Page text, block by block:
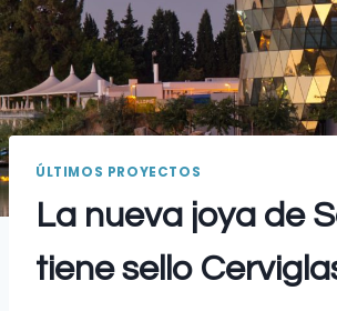
ÚLTIMOS PROYECTOS
La nueva joya de
tiene sello